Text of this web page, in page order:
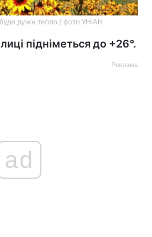
дуже тепло / фото УНІАН
підніметься до +26°.
Реклама
ad